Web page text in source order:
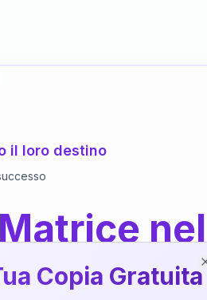
il loro destino
nel
Copia Gratuita